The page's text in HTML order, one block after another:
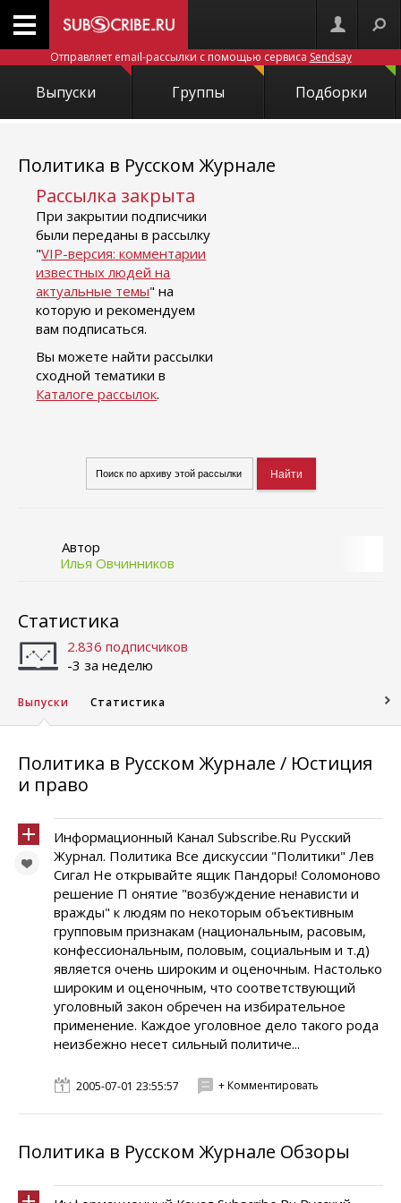
Отправляет email-рассылки с помощью сервиса Sendsay
Выпуски Группы Подборки
Политика в Русском Журнале
Рассылка закрыта
При закрытии подписчики
были переданы в рассылку
"VIP-версия: комментарии
известных людей на
актуальные темы" на
которую и рекомендуем
вам подписаться.
Вы можете найти рассылки
сходной тематики в
Каталоге рассылок.
Автор
Илья Овчинников
Статистика
2.836 подписчиков
-3 за неделю
Выпуски Статистика
Политика в Русском Журнале / Юстиция
и право
Информационный Канал Subscribe.Ru Русский
Журнал. Политика Все дискуссии "Политики" Лев
Сигал Не открывайте ящик Пандоры! Соломоново
решение П онятие "возбуждение ненависти и
вражды" к людям по некоторым объективным
групповым признакам (национальным, расовым,
конфессиональным, половым, социальным и т.д)
является очень широким и оценочным. Настолько
широким и оценочным, что соответствующий
уголовный закон обречен на избирательное
применение. Каждое уголовное дело такого рода
неизбежно несет сильный политиче...
2005-07-01 23:55:57 + Комментировать
Политика в Русском Журнале Обзоры